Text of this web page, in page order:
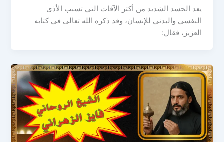
يعد الحسد الشديد من أكثر الآفات التي تسبب الأذى
النفسي والبدني للإنسان، وقد ذكره الله تعالى في كتابه
العزيز، فقال: